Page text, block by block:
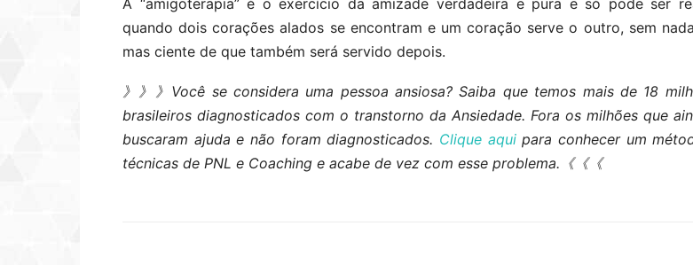
A “amigoterapia” é o exercício da amizade verdadeira e pura e só pode ser
quando dois corações alados se encontram e um coração serve o outro, sem
mas ciente de que também será servido depois.
》》》Você se considera uma pessoa ansiosa? Saiba que temos mais de 18
brasileiros diagnosticados com o transtorno da Ansiedade. Fora os milhões que
buscaram ajuda e não foram diagnosticados. Clique aquipara conhecer um
técnicas de PNL e Coaching e acabe de vez com esse problema.《《《